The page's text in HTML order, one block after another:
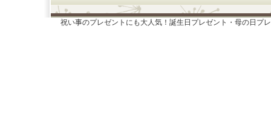
祝い事のプレゼントにも大人気！誕生日プレゼント・母の日プ